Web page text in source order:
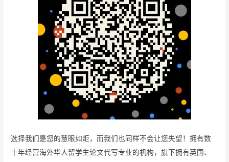
选择我们是您的慧眼如炬，而我们也同样不会让您失望！拥有数
十年经营海外华人留学生论文代写专业的机构，旗下拥有英国、